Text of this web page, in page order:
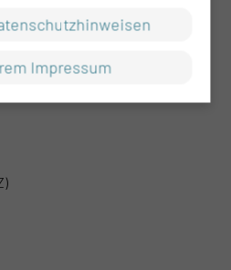
Impressum